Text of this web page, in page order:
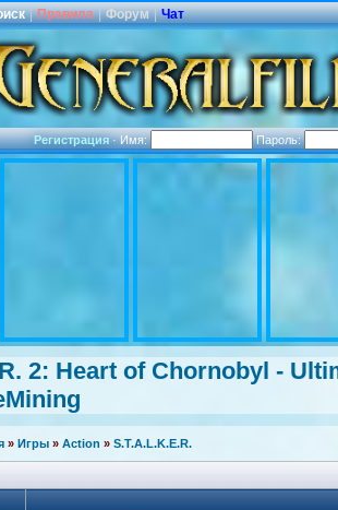
| Правила | Форум | Чат
Регистрация·Имя: Пароль:
R. 2: Heart of Chornobyl -
ng
» Игры » Action » S.T.A.L.K.E.R.